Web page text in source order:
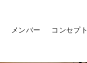
メンバー コンセプト